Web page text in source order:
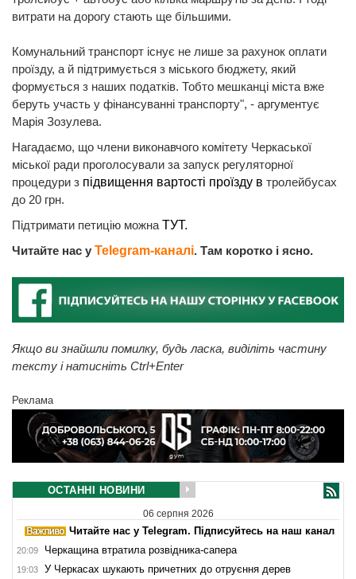
витрати на дорогу стають ще більшими.
Комунальний транспорт існує не лише за рахунок оплати
проїзду, а й підтримується з міського бюджету, який
формується з наших податків. Тобто мешканці міста вже
беруть участь у фінансуванні транспорту", - аргументує
Марія Зозулева.
Нагадаємо, що члени виконавчого комітету Черкаської
міської ради проголосували за запуск регуляторної
процедури з підвищення вартості проїзду в тролейбусах
до 20 грн.
Підтримати петицію можна ТУТ.
Читайте нас у Telegram-каналі. Там коротко і ясно.
Якщо ви знайшли помилку, будь ласка, виділіть частину
тексту і натисніть Ctrl+Enter
Реклама
ОСТАННІ НОВИНИ
06 серпня 2026
Читайте нас у Telegram. Підписуйтесь на наш канал
20:09 Черкащина втратила розвідника-сапера
19:03 У Черкасах шукають причетних до отруєння дерев